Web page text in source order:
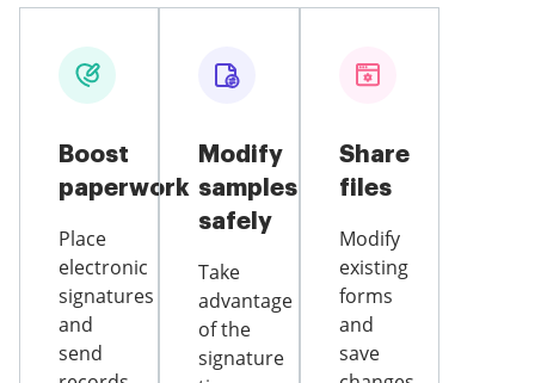
Boost
paperwork
Place
electronic
signatures
and
send
Modify
samples
safely
Take
advantage
of the
signature
Share
files
Modify
existing
forms
and
save